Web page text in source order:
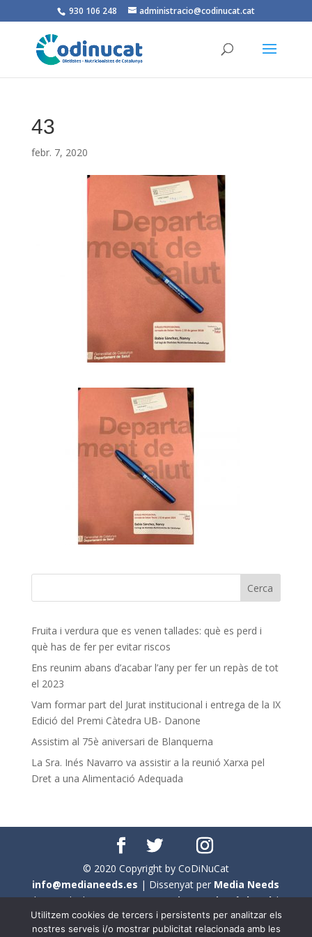
930 106 248 administracio@codinucat.cat
43
febr. 7, 2020
Fruita i verdura que es venen tallades: què es perd i
què has de fer per evitar riscos
Ens reunim abans d’acabar l’any per fer un repàs de tot
el 2023
Vam formar part del Jurat institucional i entrega de la IX
Edició del Premi Càtedra UB- Danone
Assistim al 75è aniversari de Blanquerna
La Sra. Inés Navarro va assistir a la reunió Xarxa pel
Dret a una Alimentació Adequada
© 2020 Copyright by CoDiNuCat
info@medianeeds.es | Dissenyat per Media Needs
| Tots els drets reservats aCoDiNuCat |Avís legal|
Avís per cookies
Utilitzem cookies de tercers i persistents per analitzar els
nostres serveis i/o mostrar publicitat relacionada amb les